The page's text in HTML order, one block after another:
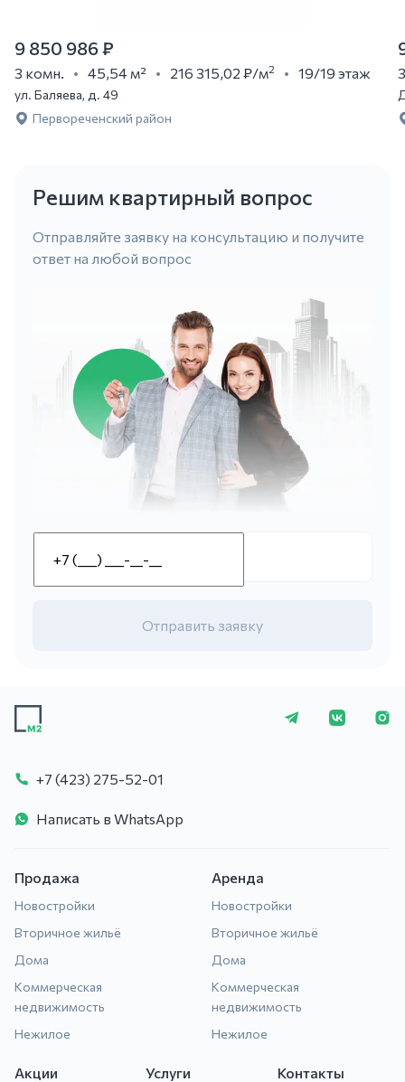
9 850 986 ₽
3 комн. 45,54 м² 216 315,02 ₽/м2 19/19 этаж
ул. Баляева, д. 49
Первореченский район
Решим квартирный вопрос
Отправляйте заявку на консультацию и получите
ответ на любой вопрос
Отправить заявку
+7 (423) 275-
+7 (423) 275-52-01
Написать в WhatsApp
Продажа
Новостройки
Вторичное жильё
Дома
Коммерческая
недвижимость
Нежилое
Аренда
Новостройки
Вторичное жильё
Дома
Коммерческая
недвижимость
Нежилое
Акции Услуги Контакты